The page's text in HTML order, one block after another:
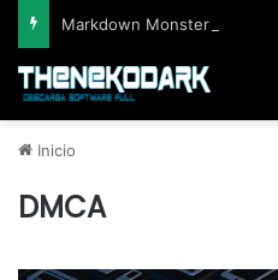
Markdown Monster (2026)
Inicio
DMCA